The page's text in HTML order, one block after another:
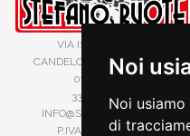
Noi
Noi
di
VIA ISIDE VIANA 70
CANDELO, 13878, BIELLA (BI)
015 253 84 41
338 88 62 542
INFO@STEFANORUOTE.IT
P.IVA 02525900029